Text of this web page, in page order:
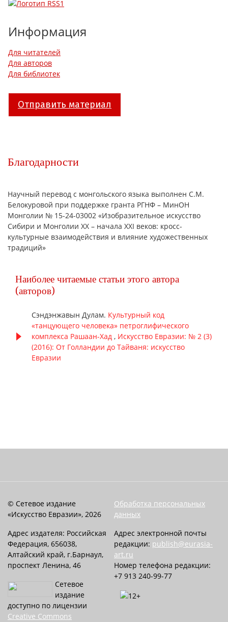
Информация
Для читателей
Для авторов
Для библиотек
Отправить материал
Благодарности
Научный перевод с монгольского языка выполнен С.М.
Белокуровой при поддержке гранта РГНФ – МинОН
Монголии № 15-24-03002 «Изобразительное искусство
Сибири и Монголии XX – начала XXI веков: кросс-
культурные взаимодействия и влияние художественных
традиций»
Наиболее читаемые статьи этого автора
(авторов)
Сэндэнжавын Дулам. Культурный код
«танцующего человека» петроглифического
комплекса Рашаан-Хад , Искусство Евразии: № 2 (3)
(2016): От Голландии до Тайваня: искусство
Евразии
© Сетевое издание
«Искусство Евразии», 2026
Адрес издателя: Российская
Федерация, 656038,
Алтайский край, г.Барнаул,
проспект Ленина, 46
Сетевое
издание
доступно по лицензии
Creative Commons
Обработка персональных
данных
Адрес электронной почты
редакции: publish@eurasia-
art.ru
Номер телефона редакции:
+7 913 240-99-77